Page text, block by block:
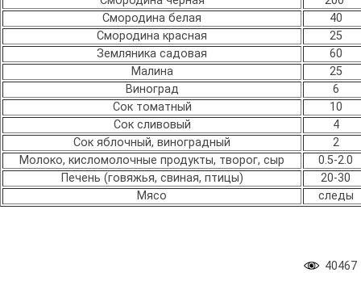
Смородина белая
40
Смородина красная
25
Земляника садовая
60
Малина
25
Виноград
6
Сок томатный
10
Сок сливовый
4
Сок яблочный, виноградный
2
Молоко, кисломолочные продукты, творог, сыр
0.5-2.0
Печень (говяжья, свиная, птицы)
20-30
Мясо
следы
40467